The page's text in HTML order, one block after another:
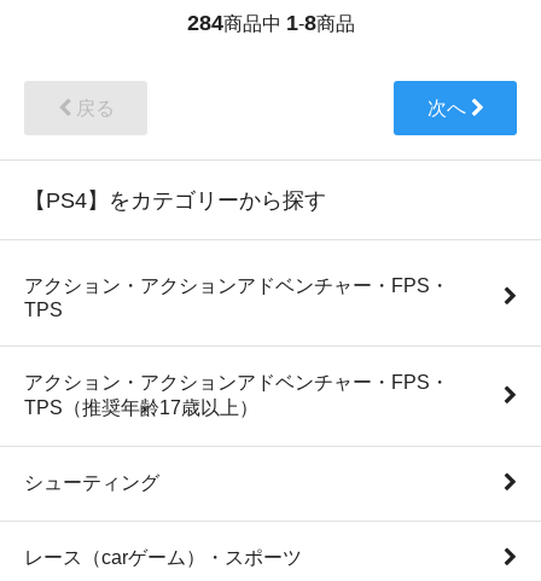
284商品中 1-8商品
戻る 次へ
【PS4】をカテゴリーから探す
アクション・アクションアドベンチャー・FPS・
TPS
アクション・アクションアドベンチャー・FPS・
TPS（推奨年齢17歳以上）
シューティング
レース（carゲーム）・スポーツ